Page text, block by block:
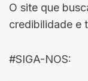
O site que
credibilidade e
#SIGA-NOS: